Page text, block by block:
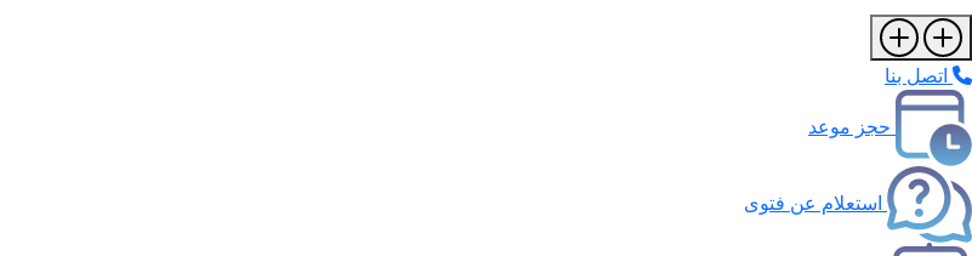
اتصل بنا
حجز موعد
استعلام عن فتوى